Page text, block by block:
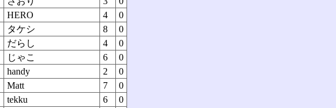
HERO 4
0
タケシ 8
0
だらし 4
0
じゃこ 6
0
handy 2
0
Matt 7
0
tekku 6
0